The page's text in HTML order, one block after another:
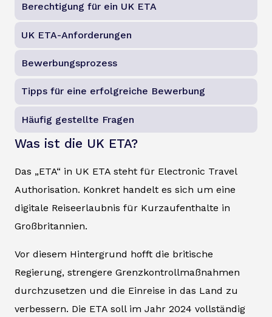
Berechtigung für ein UK ETA
UK ETA-Anforderungen
Bewerbungsprozess
Tipps für eine erfolgreiche Bewerbung
Häufig gestellte Fragen
Was ist die UK ETA?
Das „ETA“ in UK ETA steht für Electronic Travel
Authorisation. Konkret handelt es sich um eine
digitale Reiseerlaubnis für Kurzaufenthalte in
Großbritannien.
Vor diesem Hintergrund hofft die britische
Regierung, strengere Grenzkontrollmaßnahmen
durchzusetzen und die Einreise in das Land zu
verbessern. Die ETA soll im Jahr 2024 vollständig